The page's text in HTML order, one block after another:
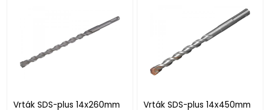
Vrták SDS-plus 14x260mm Vrták SDS-plus 14x450mm